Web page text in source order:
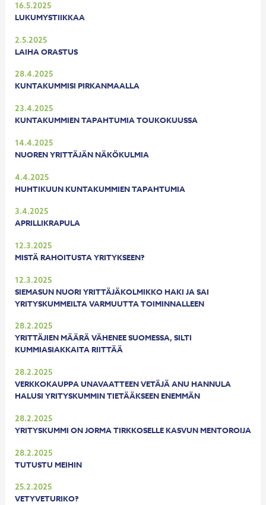
LUKUMYSTIIKKAA
16.5.2025
LAIHA ORASTUS
2.5.2025
KUNTAKUMMISI PIRKANMAALLA
28.4.2025
KUNTAKUMMIEN TAPAHTUMIA TOUKOKUUSSA
23.4.2025
NUOREN YRITTÄJÄN NÄKÖKULMIA
14.4.2025
HUHTIKUUN KUNTAKUMMIEN TAPAHTUMIA
4.4.2025
APRILLIKRAPULA
3.4.2025
MISTÄ RAHOITUSTA YRITYKSEEN?
12.3.2025
SIEMASUN NUORI YRITTÄJÄKOLMIKKO HAKI JA SAI
YRITYSKUMMEILTA VARMUUTTA TOIMINNALLEEN
12.3.2025
YRITTÄJIEN MÄÄRÄ VÄHENEE SUOMESSA, SILTI
KUMMIASIAKKAITA RIITTÄÄ
28.2.2025
VERKKOKAUPPA UNAVAATTEEN VETÄJÄ ANU HANNULA
HALUSI YRITYSKUMMIN TIETÄÄKSEEN ENEMMÄN
28.2.2025
YRITYSKUMMI ON JORMA TIRKKOSELLE KASVUN MENTOROIJA
28.2.2025
TUTUSTU MEIHIN
28.2.2025
VETYVETURIKO?
25.2.2025